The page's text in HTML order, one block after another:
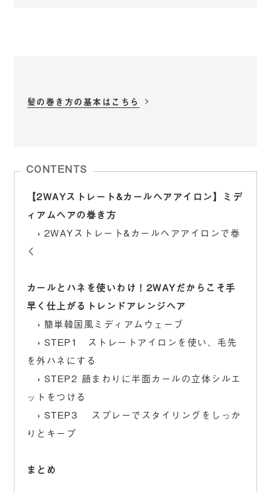
髪の巻き方の基本はこちら
CONTENTS
【2WAYストレート&カールヘアアイロン】ミデ
ィアムヘアの巻き方
2WAYストレート&カールヘアアイロンで巻
く
カールとハネを使いわけ！2WAYだからこそ手
早く仕上がるトレンドアレンジヘア
簡単韓国風ミディアムウェーブ
STEP1 ストレートアイロンを使い、毛先
を外ハネにする
STEP2 顔まわりに半面カールの立体シルエ
ットをつける
STEP3 スプレーでスタイリングをしっか
りとキープ
まとめ